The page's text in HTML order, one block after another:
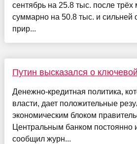
сентябрь на 25.8 тыс. после
суммарно на 50.8 тыс. и сильней
прир...
Путин высказался о
Денежно-кредитная политика,
власти, дает положительные
экономическим блоком
Центральным банком постоянно
сообщил журн...